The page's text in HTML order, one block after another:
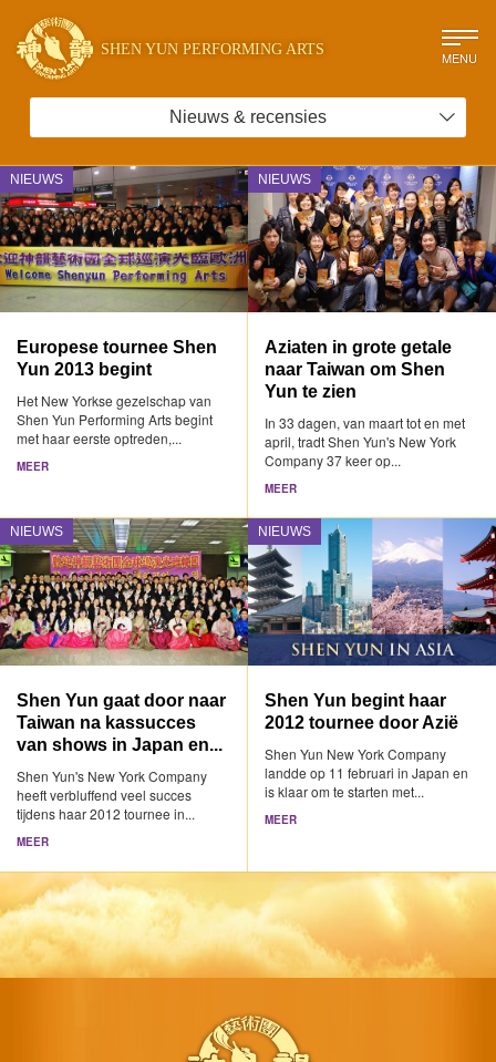
SHEN YUN PERFORMING ARTS MENU
Nieuws & recensies
NIEUWS
Europese tournee Shen
Yun 2013 begint
Het New Yorkse gezelschap van
Shen Yun Performing Arts begint
met haar eerste optreden,...
MEER
NIEUWS
Aziaten in grote getale
naar Taiwan om Shen
Yun te zien
In 33 dagen, van maart tot en met
april, tradt Shen Yun's New York
Company 37 keer op...
MEER
NIEUWS
Shen Yun gaat door naar
Taiwan na kassucces
van shows in Japan en...
Shen Yun's New York Company
heeft verbluffend veel succes
tijdens haar 2012 tournee in...
MEER
NIEUWS
Shen Yun begint haar
2012 tournee door Azië
Shen Yun New York Company
landde op 11 februari in Japan en
is klaar om te starten met...
MEER